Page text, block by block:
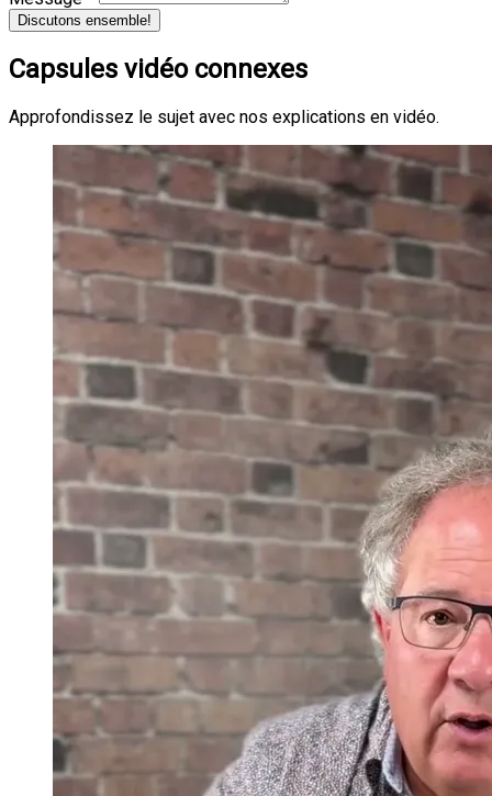
Discutons ensemble!
Capsules vidéo connexes
Approfondissez le sujet avec nos explications en vidéo.